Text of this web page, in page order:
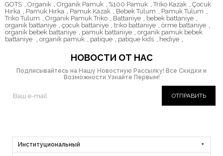
GOTS , Organik , Organik Pamuk , %100 Pamuk , Triko Kazak , Çocuk
Hırka , Pamuk Hırka , Pamuk Kazak , Bebek Tulum , Pamuk Tulum ,
Triko Tulum , Organik Pamuk Triko , Battaniye , bebek battaniye ,
organik battaniye , çocuk battaniye , triko battaniye , örme battaniye ,
organik bebek battaniye , pamuk battaniye , organik pamuk bebek
battaniye , organik pamuk , patique , patique kids , hediye ,
НОВОСТИ ОТ НАС
Подписывайтесь на Нашу Новостную Рассылку! Все Скидки и
Возможности Узнайте Первым!
ОТПРАВИТЬ
Институциональный